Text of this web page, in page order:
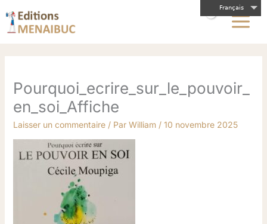
Français
au
contenu
Pourquoi_ecrire_sur_le_pouvoir_
en_soi_Affiche
Laisser un commentaire / Par William / 10 novembre 2025